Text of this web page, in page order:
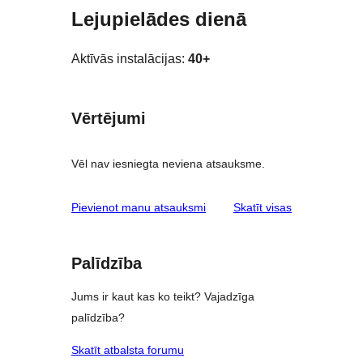
Lejupielādes dienā
Aktīvās instalācijas: 40+
Vērtējumi
Vēl nav iesniegta neviena atsauksme.
Pievienot manu atsauksmi Skatīt visasatsauksmes
Palīdzība
Jums ir kaut kas ko teikt? Vajadzīga
palīdzība?
Skatīt atbalsta forumu